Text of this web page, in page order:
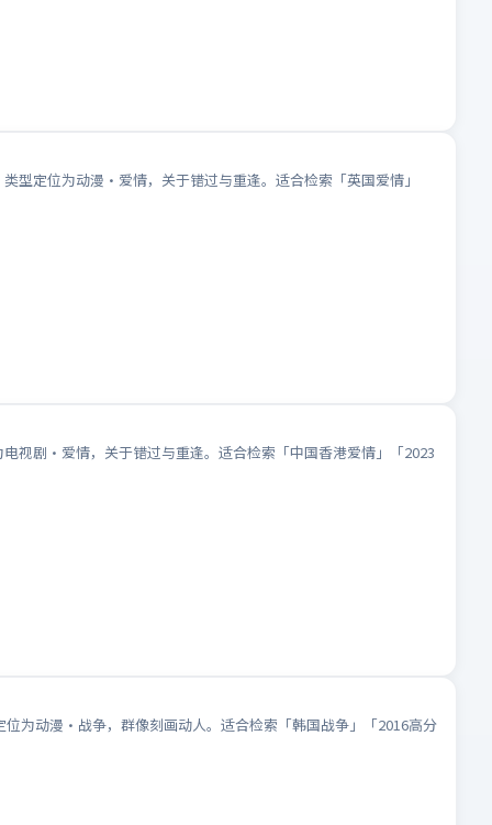
型定位为动漫·爱情，关于错过与重逢。适合检索「英国爱情」
视剧·爱情，关于错过与重逢。适合检索「中国香港爱情」「2023
为动漫·战争，群像刻画动人。适合检索「韩国战争」「2016高分